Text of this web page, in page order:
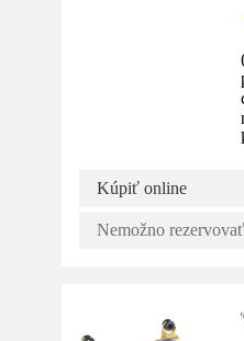
Kúpiť online
Nemožno rezervovať